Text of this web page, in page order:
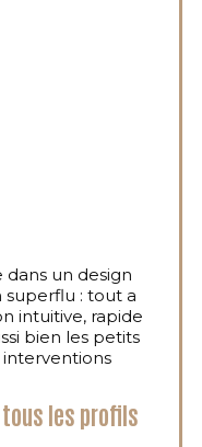
un design
: tout a
intuitive, rapide
bien les petits
tous les profils